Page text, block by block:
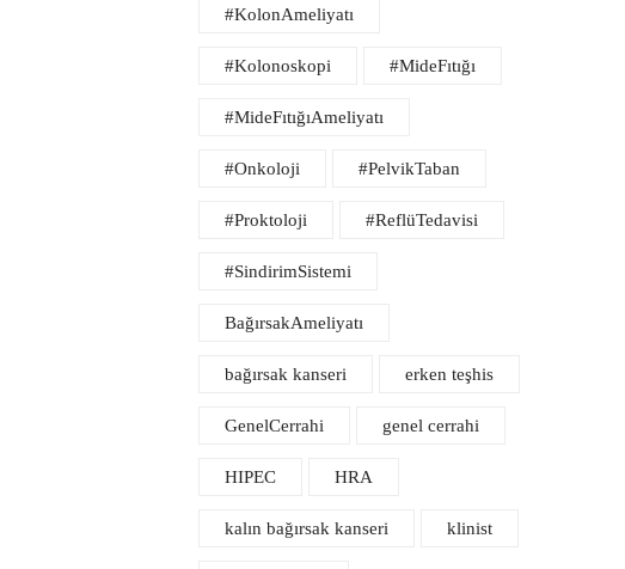
#KolonAmeliyatı
#Kolonoskopi #MideFıtığı
#MideFıtığıAmeliyatı
#Onkoloji #PelvikTaban
#Proktoloji #ReflüTedavisi
#SindirimSistemi
BağırsakAmeliyatı
bağırsak kanseri erken teşhis
GenelCerrahi genel cerrahi
HIPEC HRA
kalın bağırsak kanseri klinist